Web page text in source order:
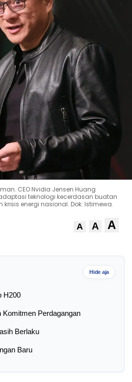
CEO Nvidia Jensen Huang
teknologi kecerdasan buatan
energi nasional. Dok: Istimewa.
A A A
Hide aja
H200
Komitmen Perdagangan
Berlaku
Baru